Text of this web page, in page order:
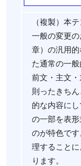
（複製）本
一般の変更
章）の汎用
た通常の一
前文・主文
則ったきち
的な内容に
の一部を表
のが特色で
理すること
ります。